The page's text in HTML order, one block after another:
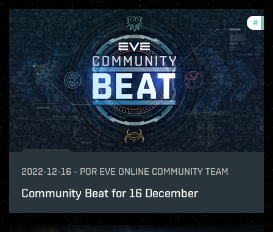
#
2022-12-16 - POR EVE ONLINE COMMUNITY TEAM
Community Beat for 16 December